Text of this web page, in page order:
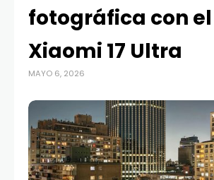
fotográfica con el
Xiaomi 17 Ultra
MAYO 6, 2026